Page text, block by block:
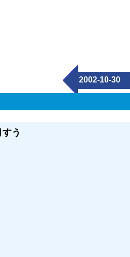
2002-10-30
う